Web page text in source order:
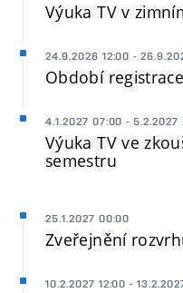
Výuka TV v
24.9.2026 12:00 -
Období
4.1.2027 07:00 - 5.2.2027
Výuka TV ve
semestru
25.1.2027 00:00
Zveřejnění
10.2.2027 12:00 -